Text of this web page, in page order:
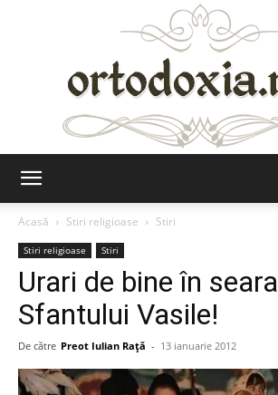
Acasă
Stiri religioase Stiri
Stiri religioase Stiri
Urari de bine în seara
Sfantului Vasile!
De către Preot Iulian Raţă - 13 ianuarie 2012